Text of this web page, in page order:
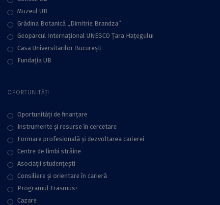
Muzeul UB
Grădina Botanică „Dimitrie Brandza”
Geoparcul Internațional UNESCO Țara Hațegului
Casa Universitarilor București
Fundaţia UB
OPORTUNITĂȚI
Oportunități de finanțare
Instrumente și resurse în cercetare
Formare profesională și dezvoltarea carierei
Centre de limbi străine
Asociații studențești
Consiliere şi orientare în carieră
Programul Erasmus+
Cazare